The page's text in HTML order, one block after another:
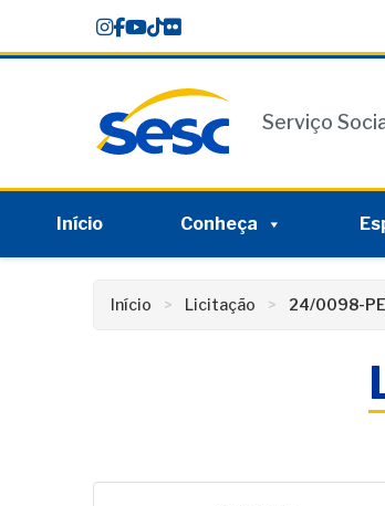
content
Serviço
Início Conheça
Início Licitação 24/0098-PE